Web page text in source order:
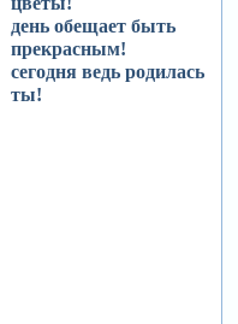
день обещает быть
прекрасным!
сегодня ведь родилась
ты!